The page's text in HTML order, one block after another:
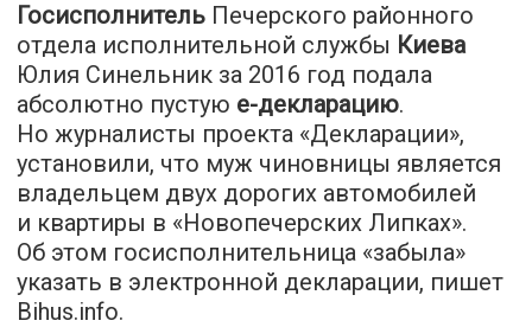
Госисполнитель Печерского районного
отдела исполнительной службы Киева
Юлия Синельник за 2016 год подала
абсолютно пустую е-декларацию.
Но журналисты проекта «Декларации»,
установили, что муж чиновницы является
владельцем двух дорогих автомобилей
и квартиры в «Новопечерских Липках».
Об этом госисполнительница «забыла»
указать в электронной декларации, пишет
Bihus.info.